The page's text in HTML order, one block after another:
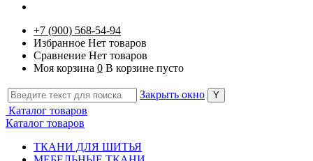
+7 (900) 568-54-94
Избранное Нет товаров
Сравнение Нет товаров
Моя корзина 0 В корзине пусто
Закрыть окно
Каталог товаров
Каталог товаров
ТКАНИ ДЛЯ ШИТЬЯ